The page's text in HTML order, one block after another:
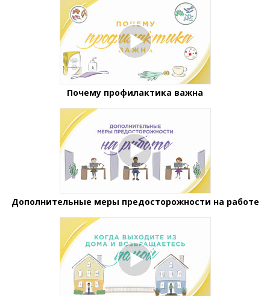
Почему профилактика важна
Дополнительные меры предосторожности на работе